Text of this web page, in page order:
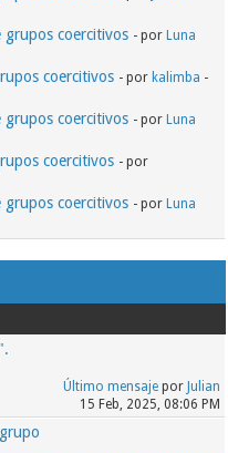
grupos coercitivos - por Luna
coercitivos - por kalimba -
grupos coercitivos - por Luna
coercitivos - por
grupos coercitivos - por Luna
Último mensajepor Julian
15 Feb, 2025, 08:06 PM